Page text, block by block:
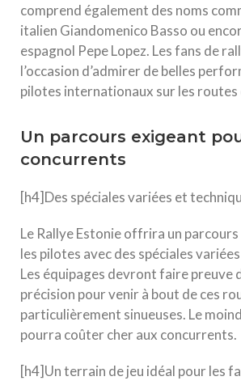
comprend également des noms
italien Giandomenico Basso ou
espagnol Pepe Lopez. Les fans de
l’occasion d’admirer de belles
pilotes internationaux sur les routes
Un parcours exigeant
concurrents
[h4]Des spéciales variées et
Le Rallye Estonie offrira un
les pilotes avec des spéciales
Les équipages devront faire preuve
précision pour venir à bout de ces
particulièrement sinueuses. Le
pourra coûter cher aux concurrents.
[h4]Un terrain de jeu idéal pour les